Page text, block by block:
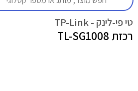
טי פי-לינק - TP-Link
רכזת TL-SG1008